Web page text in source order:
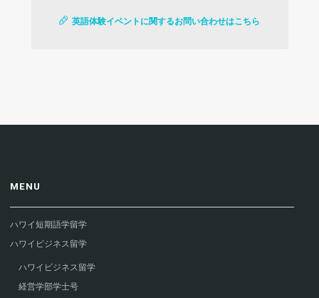
ベ
英語体験イベントに関するお問い合わせはこちら
MENU
ハワイ短期語学留学
ハワイビジネス留学
ハワイビジネス留学
経営学部学士号